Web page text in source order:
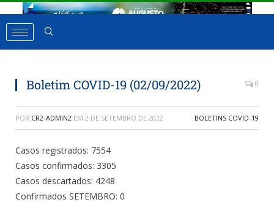
Boletim COVID-19 (02/09/2022) 0
POR CR2-ADMIN2 EM 2 DE SETEMBRO DE 2022 BOLETINS COVID-19
Casos registrados: 7554
Casos confirmados: 3305
Casos descartados: 4248
Confirmados SETEMBRO: 0